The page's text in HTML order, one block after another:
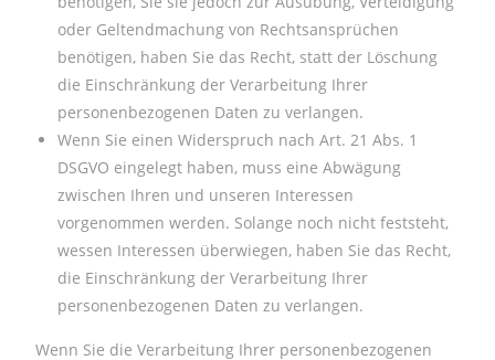
oder Geltendmachung von Rechtsansprüchen
benötigen, haben Sie das Recht, statt der Löschung
die Einschränkung der Verarbeitung Ihrer
personenbezogenen Daten zu verlangen.
Wenn Sie einen Widerspruch nach Art. 21 Abs. 1
DSGVO eingelegt haben, muss eine Abwägung
zwischen Ihren und unseren Interessen
vorgenommen werden. Solange noch nicht feststeht,
wessen Interessen überwiegen, haben Sie das Recht,
die Einschränkung der Verarbeitung Ihrer
personenbezogenen Daten zu verlangen.
Wenn Sie die Verarbeitung Ihrer personenbezogenen